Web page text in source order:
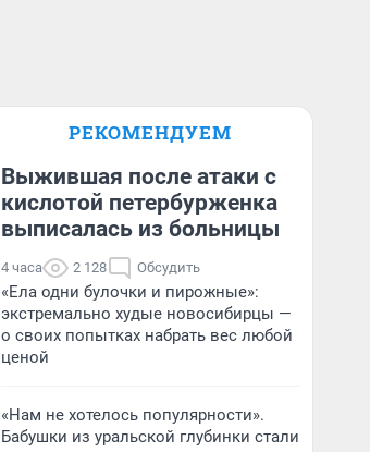
РЕКОМЕНДУЕМ
Выжившая после атаки с
кислотой петербурженка
выписалась из больницы
4 часа 2 128 Обсудить
«Ела одни булочки и пирожные»:
экстремально худые новосибирцы —
о своих попытках набрать вес любой
ценой
«Нам не хотелось популярности».
Бабушки из уральской глубинки стали